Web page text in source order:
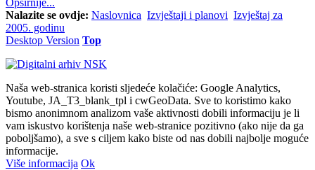
Nalazite se ovdje: Naslovnica Izvještaji i planovi Izvještaj za
2005. godinu
Desktop Version Top
Naša web-stranica koristi sljedeće kolačiće: Google Analytics,
Youtube, JA_T3_blank_tpl i cwGeoData. Sve to koristimo kako
bismo anonimnom analizom vaše aktivnosti dobili informaciju je li
vam iskustvo korištenja naše web-stranice pozitivno (ako nije da ga
poboljšamo), a sve s ciljem kako biste od nas dobili najbolje moguće
informacije.
Više informacija Ok